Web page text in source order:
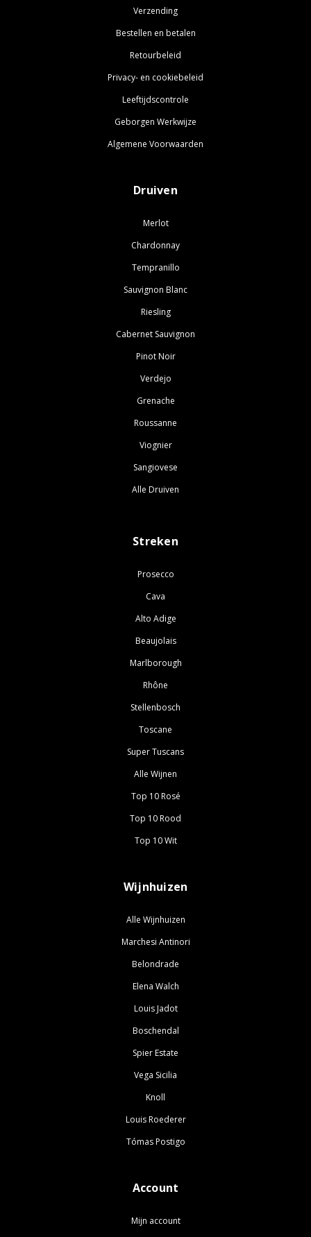
Verzending
Bestellen en betalen
Retourbeleid
Privacy- en cookiebeleid
Leeftijdscontrole
Geborgen Werkwijze
Algemene Voorwaarden
Druiven
Merlot
Chardonnay
Tempranillo
Sauvignon Blanc
Riesling
Cabernet Sauvignon
Pinot Noir
Verdejo
Grenache
Roussanne
Viognier
Sangiovese
Alle Druiven
Streken
Prosecco
Cava
Alto Adige
Beaujolais
Marlborough
Rhône
Stellenbosch
Toscane
Super Tuscans
Alle Wijnen
Top 10 Rosé
Top 10 Rood
Top 10 Wit
Wijnhuizen
Alle Wijnhuizen
Marchesi Antinori
Belondrade
Elena Walch
Louis Jadot
Boschendal
Spier Estate
Vega Sicilia
Knoll
Louis Roederer
Tómas Postigo
Account
Mijn account